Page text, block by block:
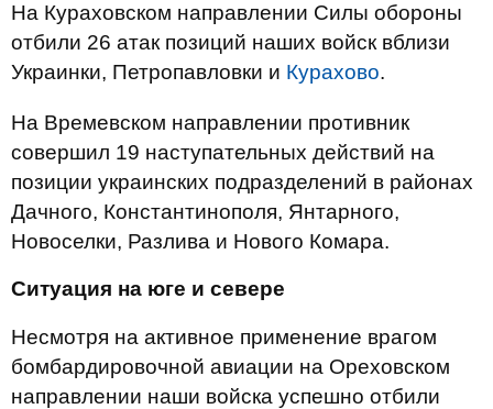
На Кураховском направлении Силы обороны
отбили 26 атак позиций наших войск вблизи
Украинки, Петропавловки и Курахово.
На Времевском направлении противник
совершил 19 наступательных действий на
позиции украинских подразделений в районах
Дачного, Константинополя, Янтарного,
Новоселки, Разлива и Нового Комара.
Ситуация на юге и севере
Несмотря на активное применение врагом
бомбардировочной авиации на Ореховском
направлении наши войска успешно отбили